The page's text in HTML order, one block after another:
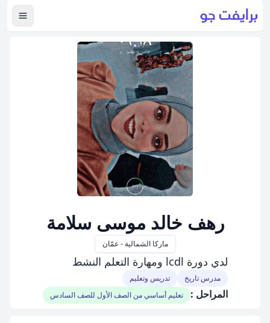
عرض
رهف خالد موسى سلامة
ماركا الشمالية - عمّان
لدي دورة lcdl ومهارة التعلم النشط
مدرس تاريخ تدريس وتعليم
المراحل : تعليم أساسي من الصف الأول للصف السادس